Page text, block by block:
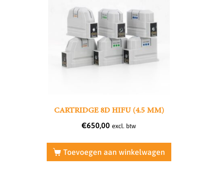
CARTRIDGE 8D HIFU (4.5 MM)
€650,00 excl. btw
Toevoegen aan winkelwagen